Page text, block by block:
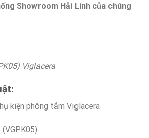
Showroom Hải Linh của chúng
Viglacera
kiện phòng tắm Viglacera